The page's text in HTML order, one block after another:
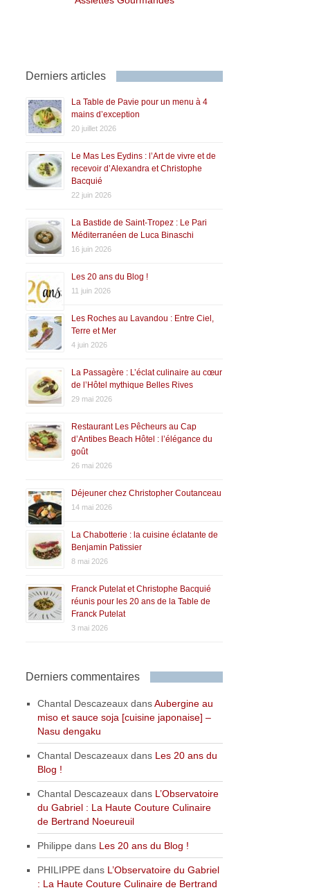
Derniers articles
La Table de Pavie pour un menu à 4
mains d’exception
20 juillet 2026
Le Mas Les Eydins : l’Art de vivre et de
recevoir d’Alexandra et Christophe
Bacquié
22 juin 2026
La Bastide de Saint-Tropez : Le Pari
Méditerranéen de Luca Binaschi
16 juin 2026
Les 20 ans du Blog !
11 juin 2026
Les Roches au Lavandou : Entre Ciel,
Terre et Mer
4 juin 2026
La Passagère : L’éclat culinaire au cœur
de l’Hôtel mythique Belles Rives
29 mai 2026
Restaurant Les Pêcheurs au Cap
d’Antibes Beach Hôtel : l’élégance du
goût
26 mai 2026
Déjeuner chez Christopher Coutanceau
14 mai 2026
La Chabotterie : la cuisine éclatante de
Benjamin Patissier
8 mai 2026
Franck Putelat et Christophe Bacquié
réunis pour les 20 ans de la Table de
Franck Putelat
3 mai 2026
Derniers commentaires
Chantal Descazeaux dansAubergine au
miso et sauce soja [cuisine japonaise] –
Nasu dengaku
Chantal Descazeaux dans Les 20 ans du
Blog !
Chantal Descazeaux dans L’Observatoire
du Gabriel : La Haute Couture Culinaire
de Bertrand Noeureuil
Philippe dans Les 20 ans du Blog !
PHILIPPE dans L’Observatoire du Gabriel
: La Haute Couture Culinaire de Bertrand